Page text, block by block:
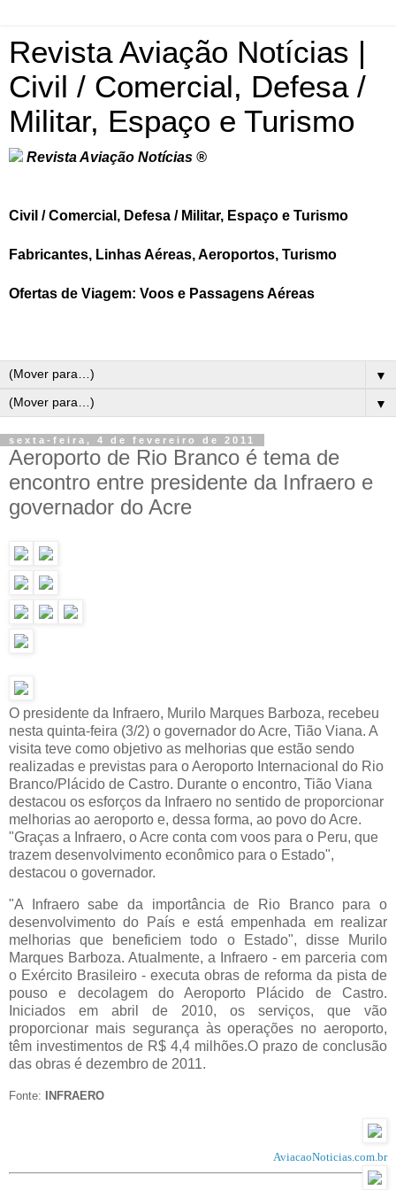
Revista Aviação Notícias |
Civil / Comercial, Defesa /
Militar, Espaço e Turismo
Revista Aviação Notícias ®
Civil / Comercial, Defesa / Militar, Espaço e Turismo
Fabricantes, Linhas Aéreas, Aeroportos, Turismo
Ofertas de Viagem: Voos e Passagens Aéreas
▼
▼
sexta-feira, 4 de fevereiro de 2011
Aeroporto de Rio Branco é tema de
encontro entre presidente da Infraero e
governador do Acre
O presidente da Infraero, Murilo Marques Barboza, recebeu
nesta quinta-feira (3/2) o governador do Acre, Tião Viana. A
visita teve como objetivo as melhorias que estão sendo
realizadas e previstas para o Aeroporto Internacional do Rio
Branco/Plácido de Castro. Durante o encontro, Tião Viana
destacou os esforços da Infraero no sentido de proporcionar
melhorias ao aeroporto e, dessa forma, ao povo do Acre.
"Graças a Infraero, o Acre conta com voos para o Peru, que
trazem desenvolvimento econômico para o Estado",
destacou o governador.
"A Infraero sabe da importância de Rio Branco para o
desenvolvimento do País e está empenhada em realizar
melhorias que beneficiem todo o Estado", disse Murilo
Marques Barboza. Atualmente, a Infraero - em parceria com
o Exército Brasileiro - executa obras de reforma da pista de
pouso e decolagem do Aeroporto Plácido de Castro.
Iniciados em abril de 2010, os serviços, que vão
proporcionar mais segurança às operações no aeroporto,
têm investimentos de R$ 4,4 milhões.O prazo de conclusão
das obras é dezembro de 2011.
Fonte: INFRAERO
AviacaoNoticias.com.br